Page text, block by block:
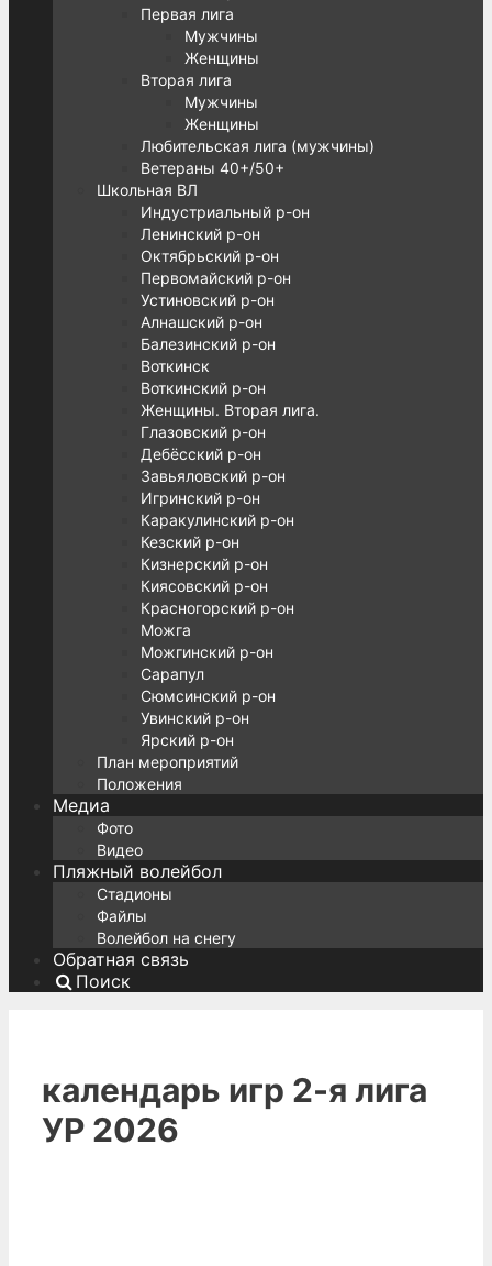
Первая лига
Мужчины
Женщины
Вторая лига
Мужчины
Женщины
Любительская лига (мужчины)
Ветераны 40+/50+
Школьная ВЛ
Индустриальный р-он
Ленинский р-он
Октябрьский р-он
Первомайский р-он
Устиновский р-он
Алнашский р-он
Балезинский р-он
Воткинск
Воткинский р-он
Женщины. Вторая лига.
Глазовский р-он
Дебёсский р-он
Завьяловский р-он
Игринский р-он
Каракулинский р-он
Кезский р-он
Кизнерский р-он
Киясовский р-он
Красногорский р-он
Можга
Можгинский р-он
Сарапул
Сюмсинский р-он
Увинский р-он
Ярский р-он
План мероприятий
Положения
Медиа
Фото
Видео
Пляжный волейбол
Стадионы
Файлы
Волейбол на снегу
Обратная связь
Поиск
календарь игр 2-я лига
УР 2026